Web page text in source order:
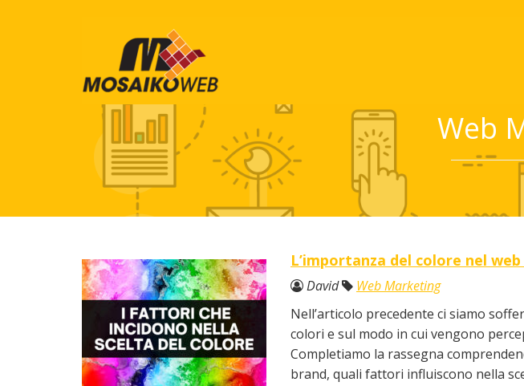
Web
L’importanza del colore nel
David
Web Marketing
Nell’articolo precedente ci siamo
colori e sul modo in cui vengono
Completiamo la rassegna
brand, quali fattori influiscono nella